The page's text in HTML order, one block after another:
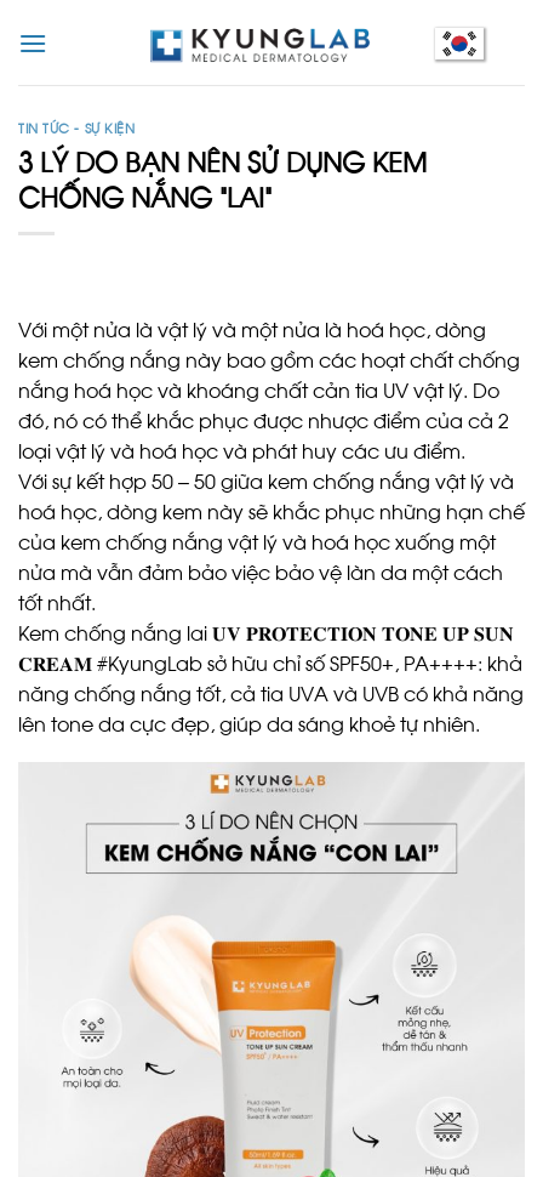
TIN TỨC - SỰ KIỆN
3 LÝ DO BẠN NÊN SỬ DỤNG KEM
CHỐNG NẮNG “LAI”
Với một nửa là vật lý và một nửa là hoá học, dòng
kem chống nắng này bao gồm các hoạt chất chống
nắng hoá học và khoáng chất cản tia UV vật lý. Do
đó, nó có thể khắc phục được nhược điểm của cả 2
loại vật lý và hoá học và phát huy các ưu điểm.
Với sự kết hợp 50 – 50 giữa kem chống nắng vật lý và
hoá học, dòng kem này sẽ khắc phục những hạn chế
của kem chống nắng vật lý và hoá học xuống một
nửa mà vẫn đảm bảo việc bảo vệ làn da một cách
tốt nhất.
Kem chống nắng lai 𝐔𝐕 𝐏𝐑𝐎𝐓𝐄𝐂𝐓𝐈𝐎𝐍 𝐓𝐎𝐍𝐄 𝐔𝐏 𝐒𝐔𝐍
𝐂𝐑𝐄𝐀𝐌 #KyungLab sở hữu chỉ số SPF50+, PA++++: khả
năng chống nắng tốt, cả tia UVA và UVB có khả năng
lên tone da cực đẹp, giúp da sáng khoẻ tự nhiên.